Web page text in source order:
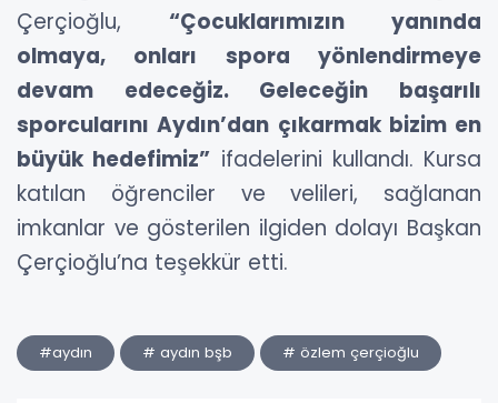
Çerçioğlu, “Çocuklarımızın yanında
olmaya, onları spora yönlendirmeye
devam edeceğiz. Geleceğin başarılı
sporcularını Aydın’dan çıkarmak bizim en
büyük hedefimiz” ifadelerini kullandı. Kursa
katılan öğrenciler ve velileri, sağlanan
imkanlar ve gösterilen ilgiden dolayı Başkan
Çerçioğlu’na teşekkür etti.
#aydın # aydın bşb # özlem çerçioğlu